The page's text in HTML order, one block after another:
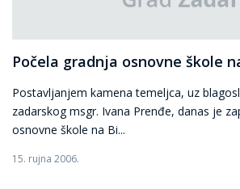
Počela gradnja osnovne škole
Postavljanjem kamena temeljca, uz
zadarskog msgr. Ivana Prenđe, danas je
osnovne škole na Bi...
15. rujna 2006.